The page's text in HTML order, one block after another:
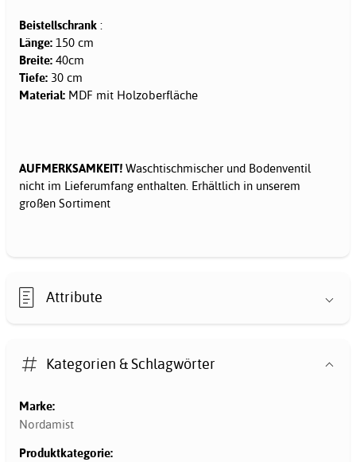
Beistellschrank :
Länge: 150 cm
Breite: 40cm
Tiefe: 30 cm
Material: MDF mit Holzoberfläche
AUFMERKSAMKEIT! Waschtischmischer und Bodenventil
nicht im Lieferumfang enthalten. Erhältlich in unserem
großen Sortiment
Attribute
Kategorien & Schlagwörter
Marke:
Nordamist
Produktkategorie: